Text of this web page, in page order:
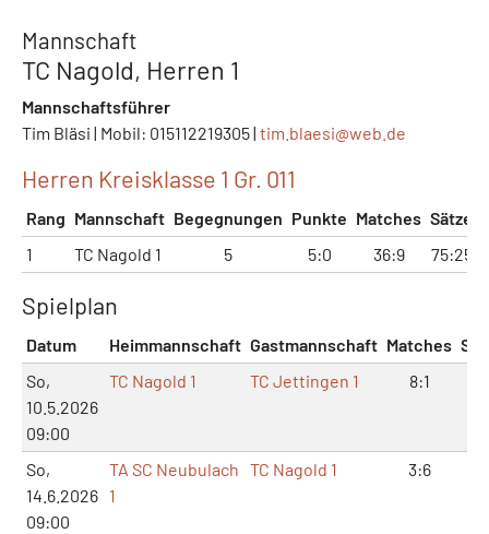
Mannschaft
TC Nagold, Herren 1
Mannschaftsführer
Tim Bläsi | Mobil: 015112219305 | tim.blaesi@web.de
Herren Kreisklasse 1 Gr. 011
Rang Mannschaft Begegnungen Punkte Matches Sätze
1
TC Nagold 1 5 5:0 36:9 75:25
Spielplan
Datum Heimmannschaft Gastmannschaft Matches
So,
10.5.2026
09:00
TC Nagold 1 TC Jettingen 1 8:1
So,
14.6.2026
09:00
TA SC Neubulach
1
TC Nagold 1 3:6